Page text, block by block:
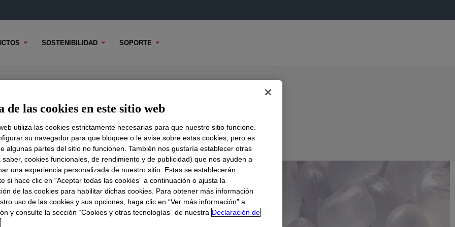
SOSTENIBILIDAD SOPORTE
LDPE
TÉCNICO OPCIONES DE MUESTRA OPCIONES DE COMPRA
de las cookies en este sitio web
utiliza las cookies estrictamente necesarias para que nuestro sitio funcione.
su navegador para que bloquee o le avise sobre estas cookies, pero es
algunas partes del sitio no funcionen. También nos gustaría establecer otras
saber, cookies funcionales, de rendimiento y de publicidad) que nos ayuden a
una experiencia personalizada de nuestro sitio. Estas se establecerán
si hace clic en “Aceptar todas las cookies” a continuación o ajusta la
de las cookies para habilitar dichas cookies. Para obtener más información
uso de las cookies y sus opciones, haga clic en “Ver más información” a
y consulte la sección “Cookies y otras tecnologías” de nuestra Declaración de